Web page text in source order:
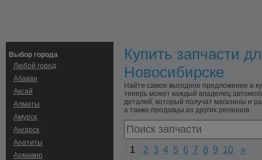
Выбор города
Любой город
Абакан
Аксай
Алматы
Амурск
Ангарск
Апатиты
Армавир
Купить запчасти
Новосибирске
Найти самое выгодное предложение и
теперь может каждый владелец
деталей, который получат магазины и
а также продавцы из других регионов.
1 2 3 4 5 6 7 8 9 10 »